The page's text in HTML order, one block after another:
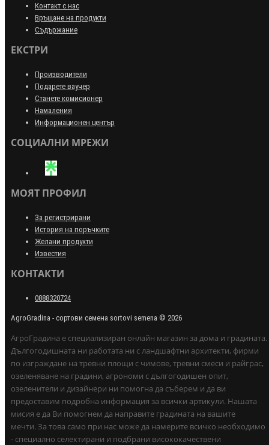
Контакт с нас
Връщане на продукти
Съдържание
ЕКСТРИ
Производители
Подарете ваучер
Станете комисионер
Намаления
Информационен център
СОЦИАЛНИ МРЕЖИ
МОЯТ ПРОФИЛ
За регистрирани
История на поръчките
Желани продукти
Известия
КОНТАКТИ
0888320724
AgroGradina - сортови семена sortovi semena © 2026
АгроГрадина е специализиран онлайн магазин за дома и градината.
Дългогодишната ни работата ни с ландшафтни архитекти, фирми
по изграждане на тревни площи с чимове, тревни смеси и райграс,
озеленяване на градини, агрономи с дългогодишен опит,
озеленители и дизайнери ни помогна да съберем и да ви
предоставим подробна информация за всички артикули. Нашата
мисия е да Ви помогнем да направите градината на вашите
мечти. За това само при нас може да намерите всичко необходимо
- специално селектирани и подбрани висококачествени